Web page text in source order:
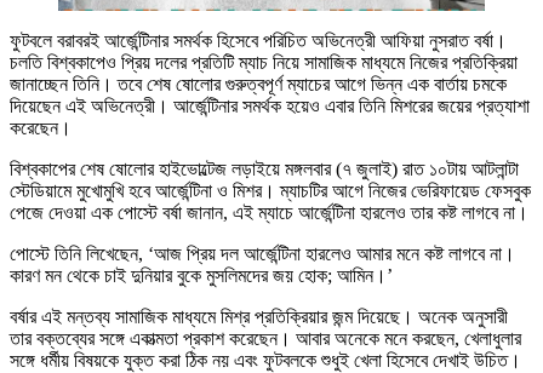
ফুটবলে বরাবরই আর্জেন্টিনার সমর্থক হিসেবে পরিচিত অভিনেত্রী আফিয়া নুসরাত বর্ষা।
চলতি বিশ্বকাপেও প্রিয় দলের প্রতিটি ম্যাচ নিয়ে সামাজিক মাধ্যমে নিজের প্রতিক্রিয়া
জানাচ্ছেন তিনি। তবে শেষ ষোলোর গুরুত্বপূর্ণ ম্যাচের আগে ভিন্ন এক বার্তায় চমকে
দিয়েছেন এই অভিনেত্রী। আর্জেন্টিনার সমর্থক হয়েও এবার তিনি মিশরের জয়ের প্রত্যাশা
করেছেন।
বিশ্বকাপের শেষ ষোলোর হাইভোল্টেজ লড়াইয়ে মঙ্গলবার (৭ জুলাই) রাত ১০টায় আটলান্টা
স্টেডিয়ামে মুখোমুখি হবে আর্জেন্টিনা ও মিশর। ম্যাচটির আগে নিজের ভেরিফায়েড ফেসবুক
পেজে দেওয়া এক পোস্টে বর্ষা জানান, এই ম্যাচে আর্জেন্টিনা হারলেও তার কষ্ট লাগবে না।
পোস্টে তিনি লিখেছেন, ‘আজ প্রিয় দল আর্জেন্টিনা হারলেও আমার মনে কষ্ট লাগবে না।
কারণ মন থেকে চাই দুনিয়ার বুকে মুসলিমদের জয় হোক; আমিন।’
বর্ষার এই মন্তব্য সামাজিক মাধ্যমে মিশ্র প্রতিক্রিয়ার জন্ম দিয়েছে। অনেক অনুসারী
তার বক্তব্যের সঙ্গে একাত্মতা প্রকাশ করেছেন। আবার অনেকে মনে করছেন, খেলাধুলার
সঙ্গে ধর্মীয় বিষয়কে যুক্ত করা ঠিক নয় এবং ফুটবলকে শুধুই খেলা হিসেবে দেখাই উচিত।